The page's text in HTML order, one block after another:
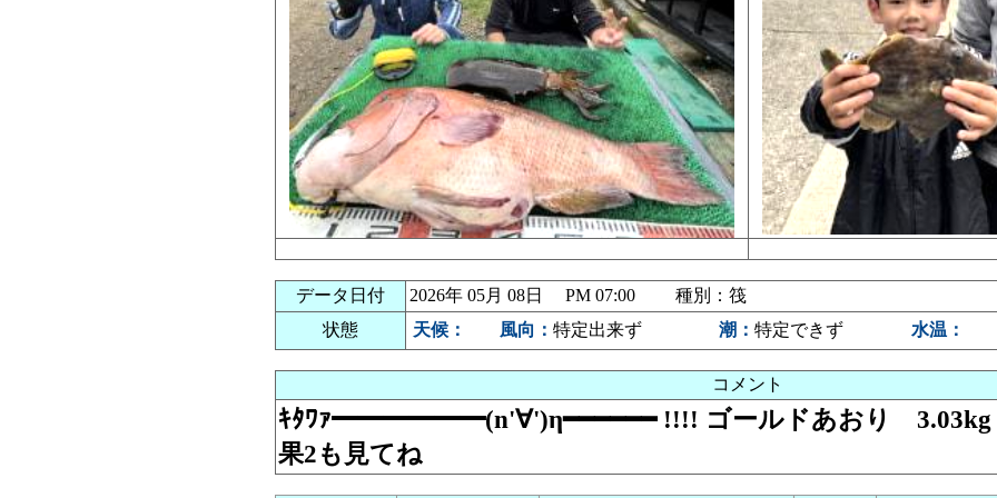
データ日付
2026年 05月 08日 PM 07:00 種別：筏
状態
天候： 風向： 特定出来ず 潮： 特定できず 水温：
コメント
ｷﾀﾜｧ━━━━━━(n'∀')η━━━━━━ !!!! ゴールドあおり 3.03kg
果2も見てね